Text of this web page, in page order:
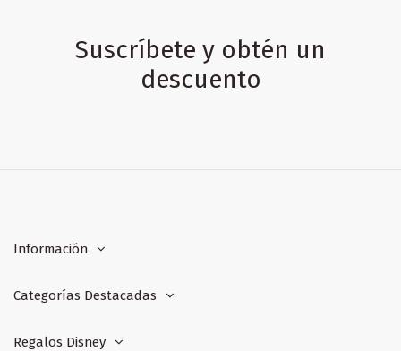
Suscríbete y obtén un
descuento
Información
Categorías Destacadas
Regalos Disney